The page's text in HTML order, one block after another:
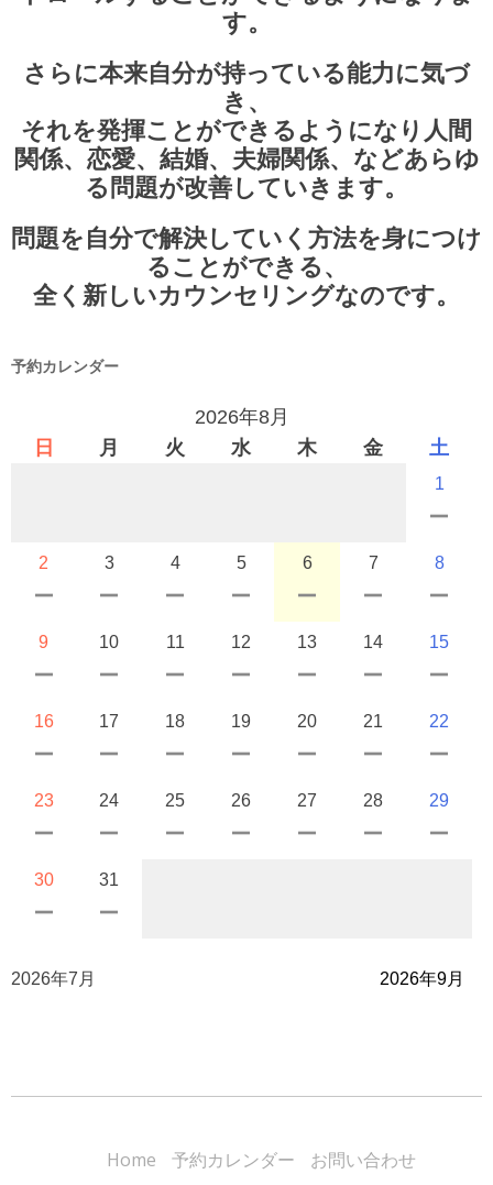
す。
さらに本来自分が持っている能力に気づ
き、
それを発揮ことができるようになり人間
関係、恋愛、結婚、夫婦関係、などあらゆ
る問題が改善していきます。
問題を自分で解決していく方法を身につけ
ることができる、
全く新しいカウンセリングなのです。
予約カレンダー
2026年8月
日
月 火 水 木 金 土
1
2 3 4 5 6 7 8
9 10 11 12 13 14 15
16 17 18 19 20 21 22
23 24 25 26 27 28 29
30 31
2026年7月 2026年9月
Home 予約カレンダー お問い合わせ